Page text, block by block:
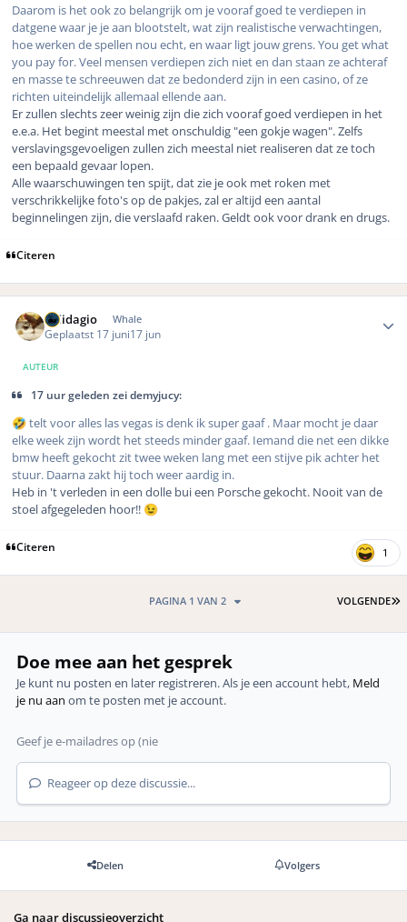
Daarom is het ook zo belangrijk om je vooraf goed te verdiepen in
datgene waar je je aan blootstelt, wat zijn realistische verwachtingen,
hoe werken de spellen nou echt, en waar ligt jouw grens. You get what
you pay for. Veel mensen verdiepen zich niet en dan staan ze achteraf
en masse te schreeuwen dat ze bedonderd zijn in een casino, of ze
richten uiteindelijk allemaal ellende aan.
Er zullen slechts zeer weinig zijn die zich vooraf goed verdiepen in het
e.e.a. Het begint meestal met onschuldig "een gokje wagen". Zelfs
verslavingsgevoeligen zullen zich meestal niet realiseren dat ze toch
een bepaald gevaar lopen.
Alle waarschuwingen ten spijt, dat zie je ook met roken met
verschrikkelijke foto's op de pakjes, zal er altijd een aantal
beginnelingen zijn, die verslaafd raken. Geldt ook voor drank en drugs.
Citeren
Solidagio Whale
Geplaatst 17 juni17 jun
AUTEUR
17 uur geleden zei demyjucy:
🤣 telt voor alles las vegas is denk ik super gaaf . Maar mocht je daar
elke week zijn wordt het steeds minder gaaf. Iemand die net een dikke
bmw heeft gekocht zit twee weken lang met een stijve pik achter het
stuur. Daarna zakt hij toch weer aardig in.
Heb in 't verleden in een dolle bui een Porsche gekocht. Nooit van de
stoel afgegeleden hoor!! 😉
Citeren 1
VOLGENDE
PAGINA 1 VAN 2
Doe mee aan het gesprek
Je kunt nu posten en later registreren. Als je een account hebt, Meld
je nu aan om te posten met je account.
Reageer op deze discussie...
Delen Volgers
Ga naar discussieoverzicht